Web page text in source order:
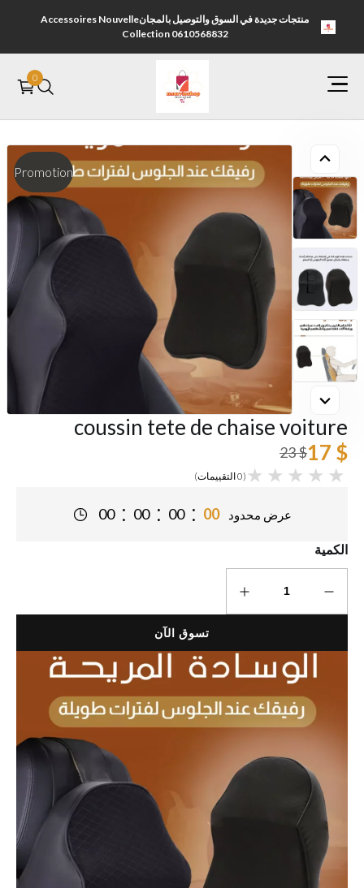
منتجات جديدة في السوق والتوصيل بالمجانAccessoires Nouvelle
Collection 0610568832
0
الصفحة الرئيسية
التصنيفات Categorie
اتصل بنا Contactez nous
Promotion
coussin tete de chaise voiture
$ 17
$ 23
(0 التقييمات)
عرض محدود 00 : 00 : 00 : 00
الكمية
تسوق الآن